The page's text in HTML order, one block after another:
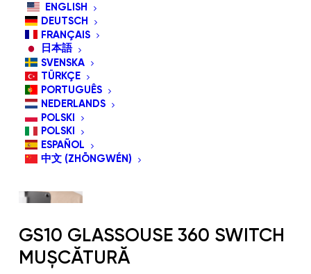
ENGLISH
DEUTSCH
FRANÇAIS
日本語
SVENSKA
TÜRKÇE
PORTUGUÊS
NEDERLANDS
POLSKI
POLSKI
ESPAÑOL
中文 (ZHŌNGWÉN)
GS10 GLASSOUSE 360 SWITCH
MUȘCĂTURĂ